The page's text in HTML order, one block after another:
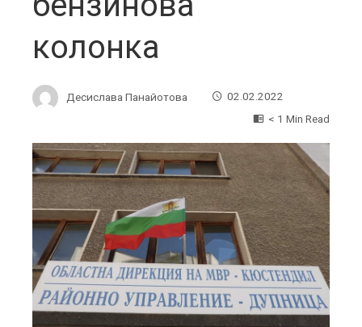
колонка
Десислава Панайотова
02.02.2022
< 1 Min Read